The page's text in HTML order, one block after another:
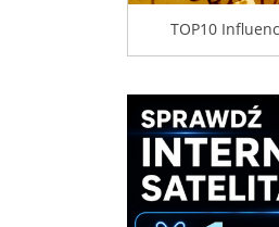
TOP10